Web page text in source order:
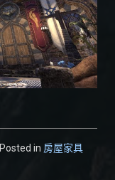
Posted in 房屋家具